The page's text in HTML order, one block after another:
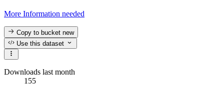
More Information needed
Copy to bucketnew
Use this dataset
Downloads last month
155